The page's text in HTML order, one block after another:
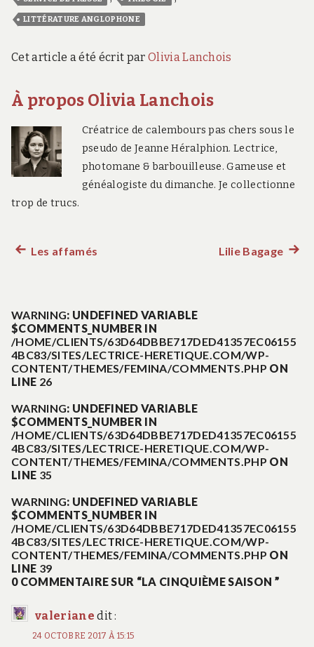
LITTÉRATURE ANGLOPHONE
Cet article a été écrit par Olivia Lanchois
À propos Olivia Lanchois
Créatrice de calembours pas chers sous le
pseudo de Jeanne Héralphion. Lectrice,
photomane & barbouilleuse. Gameuse et
généalogiste du dimanche. Je collectionne
trop de trucs.
l’article
Article
Les affamés Lilie Bagage
WARNING: UNDEFINED VARIABLE
$COMMENTS_NUMBER IN
/HOME/CLIENTS/63D64DBBE717DED41357EC06155
4BC83/SITES/LECTRICE-HERETIQUE.COM/WP-
CONTENT/THEMES/FEMINA/COMMENTS.PHP ON
LINE 26
WARNING: UNDEFINED VARIABLE
$COMMENTS_NUMBER IN
/HOME/CLIENTS/63D64DBBE717DED41357EC06155
4BC83/SITES/LECTRICE-HERETIQUE.COM/WP-
CONTENT/THEMES/FEMINA/COMMENTS.PHP ON
LINE 35
WARNING: UNDEFINED VARIABLE
$COMMENTS_NUMBER IN
/HOME/CLIENTS/63D64DBBE717DED41357EC06155
4BC83/SITES/LECTRICE-HERETIQUE.COM/WP-
CONTENT/THEMES/FEMINA/COMMENTS.PHP ON
LINE 39
0 COMMENTAIRE SUR “LA CINQUIÈME SAISON ”
valeriane dit :
24 OCTOBRE 2017 À 15:15